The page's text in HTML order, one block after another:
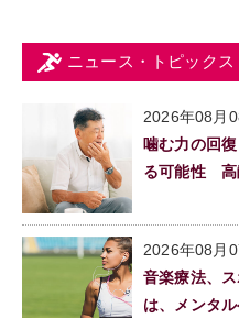
ニュース・トピックス
2026年08月
噛む力の回
る可能性 高
2026年08月
音楽療法、
は、メンタ